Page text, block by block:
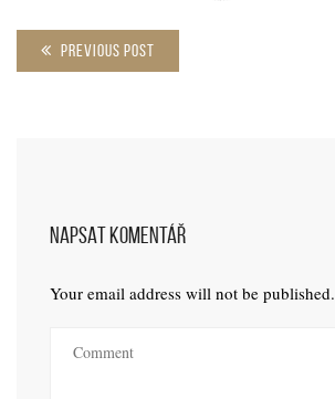
PREVIOUS POST
NAPSAT KOMENTÁŘ
Your email address will not be published.